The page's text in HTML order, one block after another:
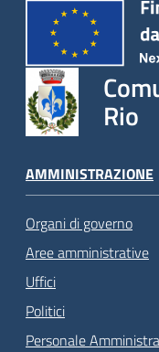
Rio
AMMINISTRAZIONE
Organi di governo
Aree amministrative
Uffici
Politici
Personale